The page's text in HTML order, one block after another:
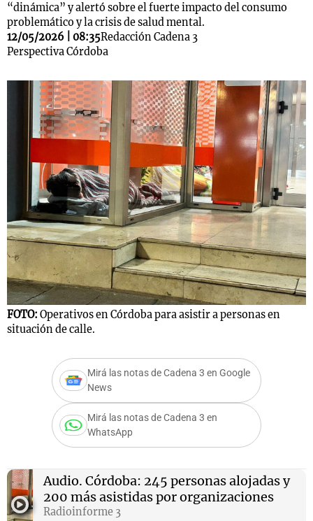
“dinámica” y alertó sobre el fuerte impacto del consumo
problemático y la crisis de salud mental.
12/05/2026 | 08:35Redacción Cadena 3
Perspectiva Córdoba
FOTO: Operativos en Córdoba para asistir a personas en
situación de calle.
Mirá las notas de Cadena 3 en Google
News
Mirá las notas de Cadena 3 en
WhatsApp
Audio. Córdoba: 245 personas alojadas y
200 más asistidas por organizaciones
Radioinforme 3
Notas
Mundial 2026
Notas
La Sole en
Cadena 3